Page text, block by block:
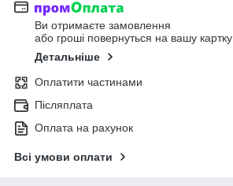
Ви отримаєте замовлення
або гроші повернуться на вашу картку
Детальніше
Оплатити частинами
Післяплата
Оплата на рахунок
Всі умови оплати